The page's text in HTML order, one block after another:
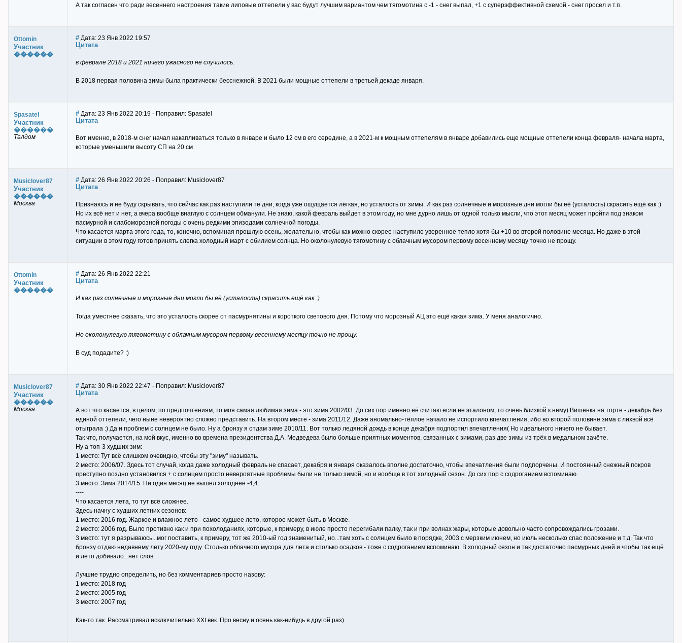
А так согласен что ради весеннего настроения такие липовые оттепели у вас будут лучшим вариантом чем тягомотина с -1 - снег выпал, +1 с суперэффективной схемой - снег просел и т.п.
Ottomin
Участник
������
# Дата: 23 Янв 2022 19:57
Цитата
в феврале 2018 и 2021 ничего ужасного не случилось.
В 2018 первая половина зимы была практически бесснежной. В 2021 были мощные оттепели в третьей декаде января.
Spasatel
Участник
������
Талдом
# Дата: 23 Янв 2022 20:19 - Поправил: Spasatel
Цитата
Вот именно, в 2018-м снег начал накапливаться только в январе и было 12 см в его середине, а в 2021-м к мощным оттепелям в январе добавились еще мощные оттепели конца февраля- начала марта,
которые уменьшили высоту СП на 20 см
Musiclover87
Участник
������
Москва
# Дата: 26 Янв 2022 20:26 - Поправил: Musiclover87
Цитата
Признаюсь и не буду скрывать, что сейчас как раз наступили те дни, когда уже ощущается лёгкая, но усталость от зимы. И как раз солнечные и морозные дни могли бы её (усталость) скрасить ещё как :)
Но их всё нет и нет, а вчера вообще внаглую с солнцем обманули. Не знаю, какой февраль выйдет в этом году, но мне дурно лишь от одной только мысли, что этот месяц может пройти под знаком
пасмурной и слабоморозной погоды с очень редкими эпизодами солнечной погоды.
Что касается марта этого года, то, конечно, вспоминая прошлую осень, желательно, чтобы как можно скорее наступило уверенное тепло хотя бы +10 во второй половине месяца. Но даже в этой
ситуации в этом году готов принять слегка холодный март с обилием солнца. Но околонулевую тягомотину с облачным мусором первому весеннему месяцу точно не прощу.
Ottomin
Участник
������
# Дата: 26 Янв 2022 22:21
Цитата
И как раз солнечные и морозные дни могли бы её (усталость) скрасить ещё как :)
Тогда уместнее сказать, что это усталость скорее от пасмурнятины и короткого светового дня. Потому что морозный АЦ это ещё какая зима. У меня аналогично.
Но околонулевую тягомотину с облачным мусором первому весеннему месяцу точно не прощу.
В суд подадите? :)
Musiclover87
Участник
������
Москва
# Дата: 30 Янв 2022 22:47 - Поправил: Musiclover87
Цитата
А вот что касается, в целом, по предпочтениям, то моя самая любимая зима - это зима 2002/03. До сих пор именно её считаю если не эталоном, то очень близкой к нему) Вишенка на торте - декабрь без
единой оттепели, чего ныне невероятно сложно представить. На втором месте - зима 2011/12. Даже аномально-тёплое начало не испортило впечатления, ибо во второй половине зима с лихвой всё
отыграла :) Да и проблем с солнцем не было. Ну а бронзу я отдам зиме 2010/11. Вот только ледяной дождь в конце декабря подпортил впечатления( Но идеального ничего не бывает.
Так что, получается, на мой вкус, именно во времена президентства Д.А. Медведева было больше приятных моментов, связанных с зимами, раз две зимы из трёх в медальном зачёте.
Ну а топ-3 худших зим:
1 место: Тут всё слишком очевидно, чтобы эту "зиму" называть.
2 место: 2006/07. Здесь тот случай, когда даже холодный февраль не спасает, декабря и января оказалось вполне достаточно, чтобы впечатления были подпорчены. И постоянный снежный покров
преступно поздно установился + с солнцем просто невероятные проблемы были не только зимой, но и вообще в тот холодный сезон. До сих пор с содроганием вспоминаю.
3 место: Зима 2014/15. Ни один месяц не вышел холоднее -4,4.
----
Что касается лета, то тут всё сложнее.
Здесь начну с худших летних сезонов:
1 место: 2016 год. Жаркое и влажное лето - самое худшее лето, которое может быть в Москве.
2 место: 2006 год. Было противно как и при похолоданиях, которые, к примеру, в июле просто перегибали палку, так и при волнах жары, которые довольно часто сопровождались грозами.
3 место: тут я разрываюсь...мог поставить, к примеру, тот же 2010-ый год знаменитый, но...там хоть с солнцем было в порядке, 2003 с мерзким июнем, но июль несколько спас положение и т.д. Так что
бронзу отдаю недавнему лету 2020-му году. Столько облачного мусора для лета и столько осадков - тоже с содроганием вспоминаю. В холодный сезон и так достаточно пасмурных дней и чтобы так ещё
и лето добивало...нет слов.
Лучшие трудно определить, но без комментариев просто назову:
1 место: 2018 год
2 место: 2005 год
3 место: 2007 год
Как-то так. Рассматривал исключительно XXI век. Про весну и осень как-нибудь в другой раз)